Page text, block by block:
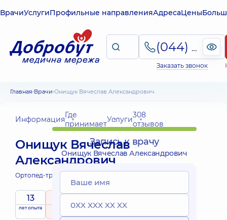
ВрачиУслугиПрофильные направленияАдресаЦены
(044) 495-2-888
Заказать звонок
Главная Врачи Онищук Вячеслав Александрович
ИнформацияГде
принимаетУслуги308
отзывов
Онищук Вячеслав
Александрович
Ортопед-травматолог;
13
лет опыта рейтингна основе
Выездные
Запись к врачу
Онищук Вячеслав Александрович